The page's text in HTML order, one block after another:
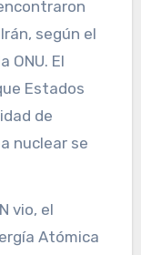
según el
ONU. El
Estados
de
nuclear se
vio, el
Atómica